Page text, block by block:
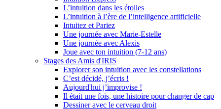
L’intuition dans les étoiles
L’intuition à l’ère de l’intelligence artificielle
Intuitez et Pariez
Une journée avec Marie-Estelle
Une journée avec Alexis
Joue avec ton intuition (7-12 ans)
Stages des Amis d'IRIS
Explorer son intuition avec les constellations
C’est décidé, j’écris !
Aujourd'hui j’improvise !
Il était une fois, une histoire pour changer de cap
Dessiner avec le cerveau droit